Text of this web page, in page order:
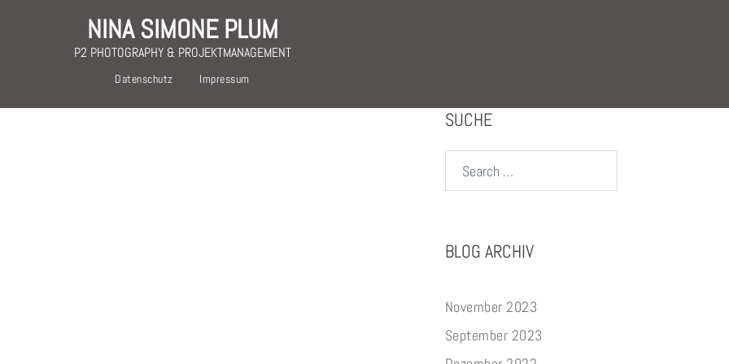
NINA SIMONE PLUM
P2 PHOTOGRAPHY & PROJEKTMANAGEMENT
Datenschutz Impressum
SUCHE
BLOG ARCHIV
November 2023
September 2023